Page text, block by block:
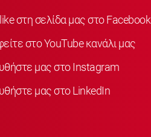
στη σελίδα μας στο Facebook
στο YouTube κανάλι μας
μας στο Instagram
μας στο LinkedIn